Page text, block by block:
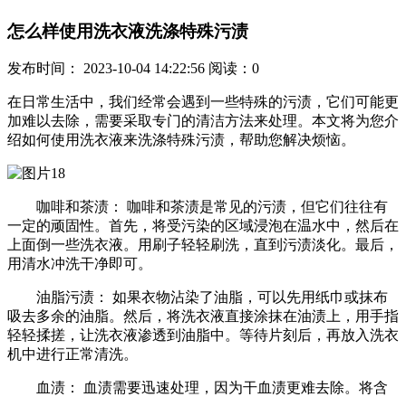
怎么样使用洗衣液洗涤特殊污渍
发布时间： 2023-10-04 14:22:56 阅读： 0
在日常生活中，我们经常会遇到一些特殊的污渍，它们可能更
加难以去除，需要采取专门的清洁方法来处理。本文将为您介
绍如何使用洗衣液来洗涤特殊污渍，帮助您解决烦恼。
咖啡和茶渍： 咖啡和茶渍是常见的污渍，但它们往往有
一定的顽固性。首先，将受污染的区域浸泡在温水中，然后在
上面倒一些洗衣液。用刷子轻轻刷洗，直到污渍淡化。最后，
用清水冲洗干净即可。
油脂污渍： 如果衣物沾染了油脂，可以先用纸巾或抹布
吸去多余的油脂。然后，将洗衣液直接涂抹在油渍上，用手指
轻轻揉搓，让洗衣液渗透到油脂中。等待片刻后，再放入洗衣
机中进行正常清洗。
血渍： 血渍需要迅速处理，因为干血渍更难去除。将含